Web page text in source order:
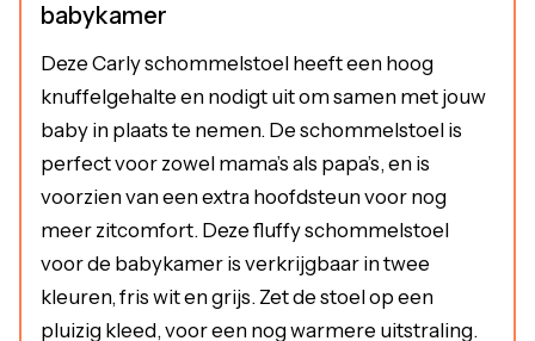
babykamer
Deze Carly schommelstoel heeft een hoog
knuffelgehalte en nodigt uit om samen met jouw
baby in plaats te nemen. De schommelstoel is
perfect voor zowel mama’s als papa’s, en is
voorzien van een extra hoofdsteun voor nog
meer zitcomfort. Deze fluffy schommelstoel
voor de babykamer is verkrijgbaar in twee
kleuren, fris wit en grijs. Zet de stoel op een
pluizig kleed, voor een nog warmere uitstraling.